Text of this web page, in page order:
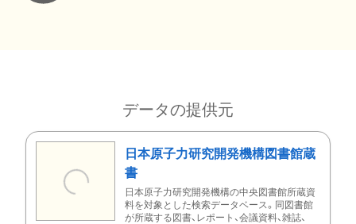
データの提供元
日本原子力研究開発機構図書館蔵
書
日本原子力研究開発機構の中央図書館所蔵資
料を対象とした検索データベース。同図書館
が所蔵する図書、レポート、会議資料、雑誌、